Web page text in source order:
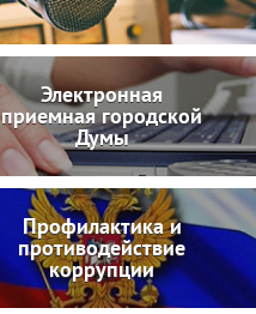
Электронная
приемная городской
Думы
Профилактика и
противодействие
коррупции